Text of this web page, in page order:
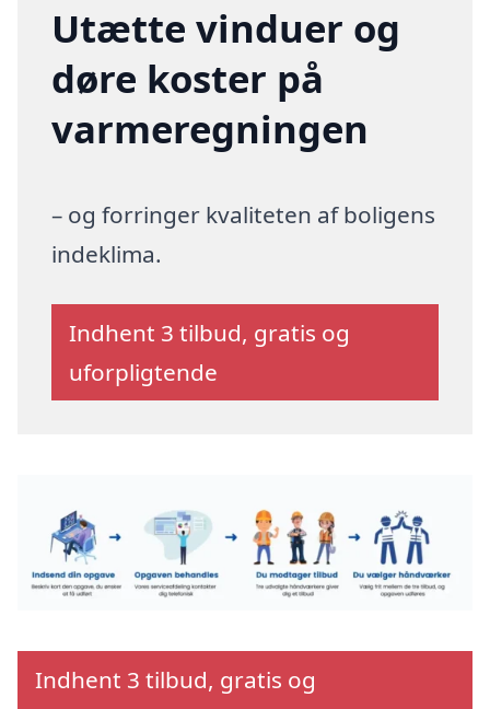
Utætte vinduer og
døre koster på
varmeregningen
– og forringer kvaliteten af boligens
indeklima.
Indhent 3 tilbud, gratis og
uforpligtende
Indhent 3 tilbud, gratis og